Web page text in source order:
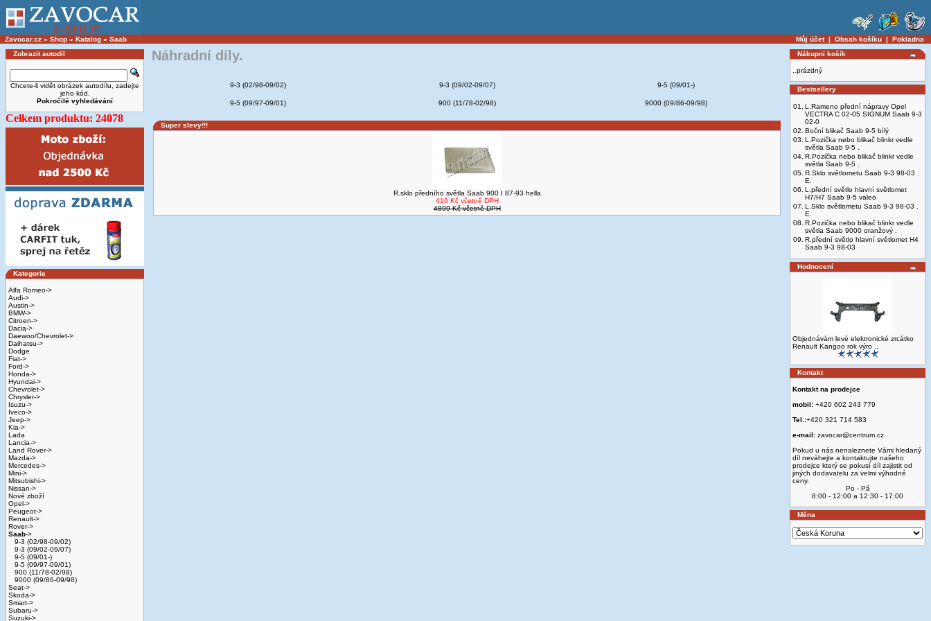
Zavocar.cz » Shop » Katalog » Saab Můj účet| Obsah košíku | Pokladna
Zobrazit autodíl
Chcete-li vidět obrázek autodílu, zadejte
jeho kód.
Pokročilé vyhledávání
Celkem produktu: 24078
Kategorie
Alfa Romeo->
Audi->
Austin->
BMW->
Citroen->
Dacia->
Daewoo/Chevrolet->
Daihatsu->
Dodge
Fiat->
Ford->
Honda->
Hyundai->
Chevrolet->
Chrysler->
Isuzu->
Iveco->
Jeep->
Kia->
Lada
Lancia->
Land Rover->
Mazda->
Mercedes->
Mini->
Mitsubishi->
Nissan->
Nové zboží
Opel->
Peugeot->
Renault->
Rover->
Saab->
9-3 (02/98-09/02)
9-3 (09/02-09/07)
9-5 (09/01-)
9-5 (09/97-09/01)
900 (11/78-02/98)
9000 (09/86-09/98)
Seat->
Skoda->
Smart->
Subaru->
Suzuki->
Náhradní díly.
9-3 (02/98-09/02) 9-3 (09/02-09/07) 9-5 (09/01-)
9-5 (09/97-09/01) 900 (11/78-02/98) 9000 (09/86-09/98)
Super slevy!!!
R.sklo předního světla Saab 900 I 87-93 hella
416 Kč včetně DPH
4899 Kč včetně DPH
Nákupní košík
..prázdný
Bestsellery
01.
L.Rameno přední nápravy Opel
VECTRA C 02-05 SIGNUM Saab 9-3
02-0
02. Boční blikač Saab 9-5 bílý
03. L.Pozička nebo blikač blinkr vedle
světla Saab 9-5 .
04. R.Pozička nebo blikač blinkr vedle
světla Saab 9-5 .
05. R.Sklo světlometu Saab 9-3 98-03 .
E.
06. L.přední světlo hlavní světlomet
H7/H7 Saab 9-5 valeo
07. L.Sklo světlometu Saab 9-3 98-03 .
E.
08. R.Pozička nebo blikač blinkr vedle
světla Saab 9000 oranžový .
09. R.přední světlo hlavní světlomet H4
Saab 9-3 98-03
Hodnocení
Objednávám levé elektronické zrcátko
Renault Kangoo rok výro ..
Kontakt
Kontakt na prodejce
mobil: +420 602 243 779
Tel.:+420 321 714 583
e-mail: zavocar@centrum.cz
Pokud u nás nenaleznete Vámi hledaný
díl neváhejte a kontaktujte našeho
prodejce který se pokusí díl zajistit od
jiných dodavatelu za velmi výhodné
ceny.
Po - Pá
8:00 - 12:00 a 12:30 - 17:00
Měna